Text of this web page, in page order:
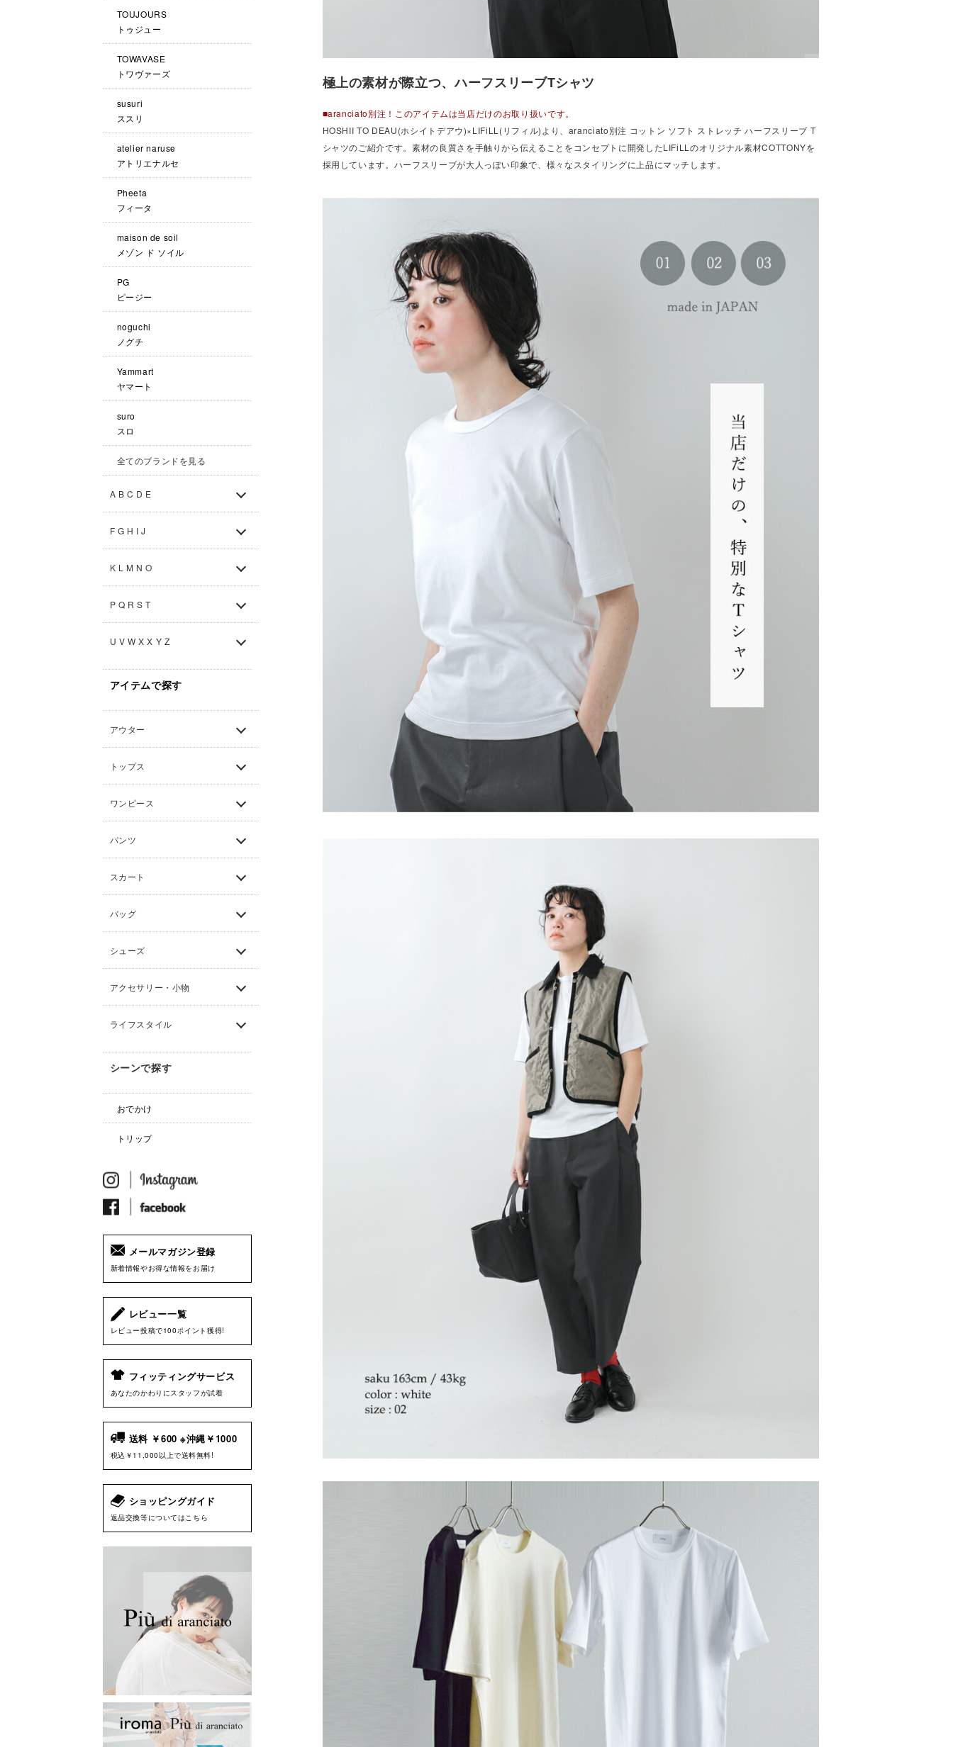
TOUJOURS
トゥジュー
TOWAVASE
トワヴァーズ
susuri
ススリ
atelier naruse
アトリエナルセ
Pheeta
フィータ
maison de soil
メゾン ド ソイル
PG
ピージー
noguchi
ノグチ
Yammart
ヤマート
suro
スロ
全てのブランドを見る
A B C D E
F G H I J
K L M N O
P Q R S T
U V W X X Y Z
アイテムで探す
アウター
トップス
ワンピース
パンツ
スカート
バッグ
シューズ
アクセサリー・小物
ライフスタイル
シーンで探す
おでかけ
トリップ
メールマガジン登録
新着情報やお得な情報をお届け
レビュー一覧
レビュー投稿で100ポイント獲得!
フィッティングサービス
あなたのかわりにスタッフが試着
送料 ￥600 ※沖縄￥1000
税込￥11,000以上で送料無料!
ショッピングガイド
返品交換等についてはこちら
極上の素材が際立つ、ハーフスリーブTシャツ
■aranciato別注！このアイテムは当店だけのお取り扱いです。
HOSHII TO DEAU(ホシイトデアウ)×LIFiLL(リフィル)より、aranciato別注 コットン ソフト ストレッチ ハーフスリーブ T
シャツのご紹介です。素材の良質さを手触りから伝えることをコンセプトに開発したLIFiLLのオリジナル素材COTTONYを
採用しています。ハーフスリーブが大人っぽい印象で、様々なスタイリングに上品にマッチします。